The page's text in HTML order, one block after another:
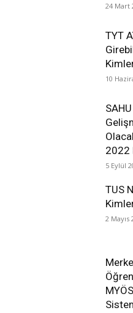
24 Mart
TYT
10
2022
5 Eylül
TUS
2 Mayıs